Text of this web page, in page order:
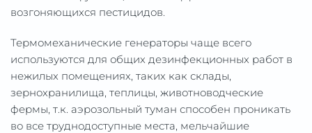
возгоняющихся пестицидов.
Термомеханические генераторы чаще всего
используются для общих дезинфекционных работ в
нежилых помещениях, таких как склады,
зернохранилища, теплицы, животноводческие
фермы, т.к. аэрозольный туман способен проникать
во все труднодоступные места, мельчайшие